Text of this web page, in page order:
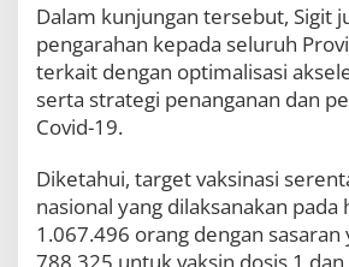
Dalam kunjungan tersebut, Sigit
pengarahan kepada seluruh
terkait dengan optimalisasi
serta strategi penanganan dan
Covid-19.
Diketahui, target vaksinasi
nasional yang dilaksanakan pada
1.067.496 orang dengan
788.325 untuk vaksin dosis 1